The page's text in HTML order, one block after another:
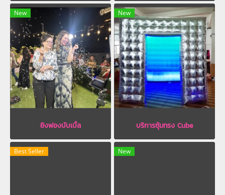
New
ยิงฟองบับเบิ้ล
New
บริการซุ้มทรง Cube
Best Seller New